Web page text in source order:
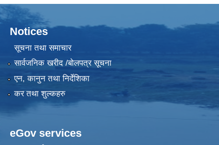
Notices
सूचना तथा समाचार
सार्वजनिक खरीद /बोलपत्र सूचना
एन, कानुन तथा निर्देशिका
कर तथा शुल्कहरु
eGov services